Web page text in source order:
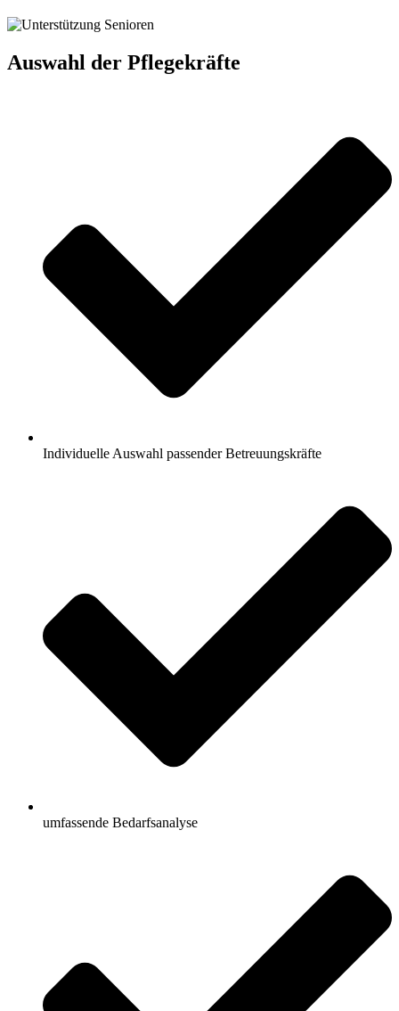
Auswahl der Pflegekräfte
Individuelle Auswahl passender Betreuungskräfte
umfassende Bedarfsanalyse